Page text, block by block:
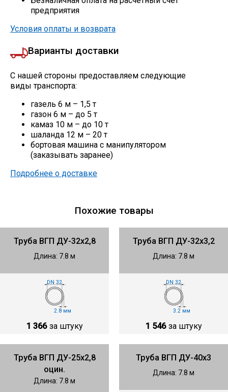
предприятия
Условия оплаты и возврата
Варианты доставки
С нашей стороны предоставляем следующие
виды транспорта:
газель 6 м – 1,5 т
газон 6 м – до 5 т
камаз 10 м – до 10 т
шаланда 12 м – 20 т
бортовая машина с манипулятором
(заказывать заранее)
Подробнее о доставке
Похожие товары
Труба ВГП ДУ-32х2,8
Длина: 7.8 м
DN 32
2.8 мм
1 366 за штуку
Труба ВГП ДУ-32х3,2
Длина: 7.8 м
DN 32
3.2 мм
1 546 за штуку
Труба ВГП ДУ-25х2,8
оцин.
Длина: 7.8 м
Труба ВГП ДУ-40х3
Длина: 7.8 м